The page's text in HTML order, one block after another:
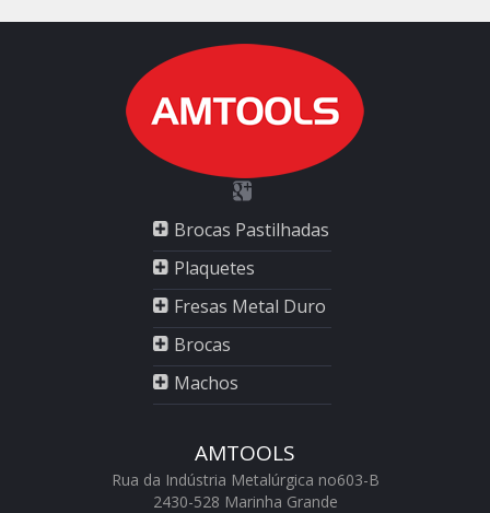
Brocas Pastilhadas
Plaquetes
Fresas Metal Duro
Brocas
Machos
AMTOOLS
Rua da Indústria Metalúrgica no603-B
2430-528 Marinha Grande